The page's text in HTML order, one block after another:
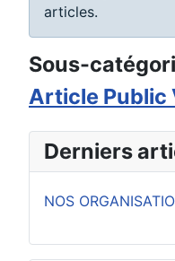
articles.
Sous-
Article Public
Derniers
NOS